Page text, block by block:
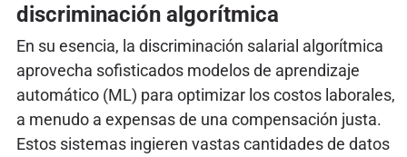
discriminación algorítmica
En su esencia, la discriminación salarial algorítmica
aprovecha sofisticados modelos de aprendizaje
automático (ML) para optimizar los costos laborales,
a menudo a expensas de una compensación justa.
Estos sistemas ingieren vastas cantidades de datos